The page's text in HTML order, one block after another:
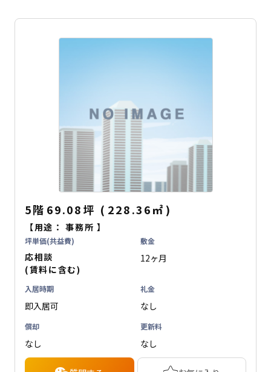
5階 69.08坪 ( 228.36㎡ )
【用途：事務所 】
坪単価(共益費)
応相談
(賃料に含む)
敷金
12ヶ月
入居時期
即入居可
礼金
なし
償却
なし
更新料
なし